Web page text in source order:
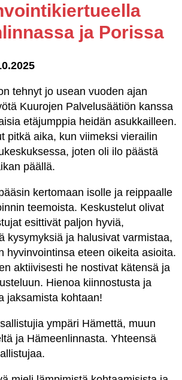
ja Porissa
tehnyt jo usean vuoden ajan
Kuurojen Palvelusäätiön kanssa
etäjumppia heidän asukkailleen.
pitkä aika, kun viimeksi vierailin
joten oli ilo päästä
päällä.
kertomaan isolle ja reippaalle
teemoista. Keskustelut olivat
esittivät paljon hyviä,
kysymyksiä ja halusivat varmistaa,
hyvinvointinsa eteen oikeita asioita.
aktiivisesti he nostivat kätensä ja
Hienoa kiinnostusta ja
jaksamista kohtaan!
ympäri Hämettä, muun
ja Hämeenlinnasta. Yhteensä